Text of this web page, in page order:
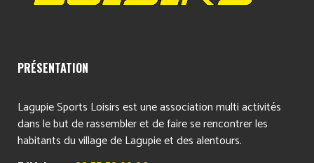
PRÉSENTATION
Lagupie Sports Loisirs est une association multi activités
dans le but de rassembler et de faire se rencontrer les
habitants du village de Lagupie et des alentours.